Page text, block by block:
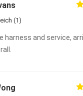
(1)
harness and service,